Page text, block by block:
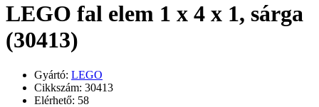
LEGO fal elem 1 x 4 x 1, sárga
(30413)
Gyártó: LEGO
Cikkszám: 30413
Elérhető: 58